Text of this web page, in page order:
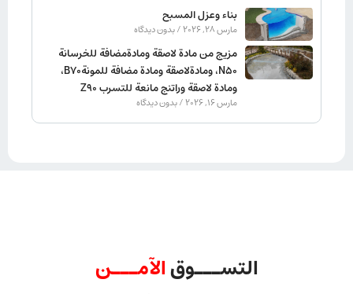
بناء وعزل المسبح
مارس 28, 2026 بدون دیدگاه
مزيج من مادة لاصقة ومادةمضافة للخرسانة
N50، ومادةلاصقة ومادة مضافة للمونةB70،
ومادة لاصقة وراتنج مانعة للتسرب Z90
مارس 16, 2026 بدون دیدگاه
التســـوقالآمـــن